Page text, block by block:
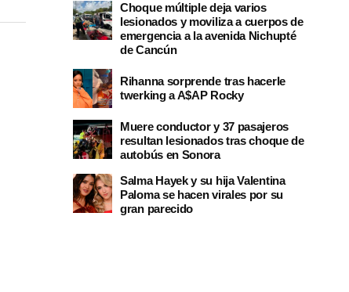
Choque múltiple deja varios
lesionados y moviliza a cuerpos de
emergencia a la avenida Nichupté
de Cancún
Rihanna sorprende tras hacerle
twerking a A$AP Rocky
Muere conductor y 37 pasajeros
resultan lesionados tras choque de
autobús en Sonora
Salma Hayek y su hija Valentina
Paloma se hacen virales por su
gran parecido